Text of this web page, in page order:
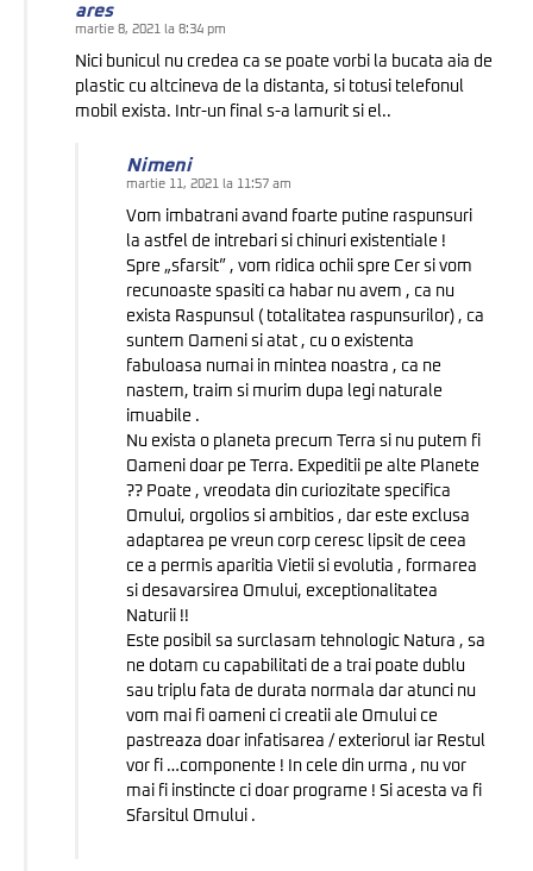
ares
martie 8, 2021 la 8:34 pm
Nici bunicul nu credea ca se poate vorbi la bucata aia de
plastic cu altcineva de la distanta, si totusi telefonul
mobil exista. Intr-un final s-a lamurit si el..
Nimeni
martie 11, 2021 la 11:57 am
Vom imbatrani avand foarte putine raspunsuri
la astfel de intrebari si chinuri existentiale !
Spre „sfarsit” , vom ridica ochii spre Cer si vom
recunoaste spasiti ca habar nu avem , ca nu
exista Raspunsul ( totalitatea raspunsurilor) , ca
suntem Oameni si atat , cu o existenta
fabuloasa numai in mintea noastra , ca ne
nastem, traim si murim dupa legi naturale
imuabile .
Nu exista o planeta precum Terra si nu putem fi
Oameni doar pe Terra. Expeditii pe alte Planete
?? Poate , vreodata din curiozitate specifica
Omului, orgolios si ambitios , dar este exclusa
adaptarea pe vreun corp ceresc lipsit de ceea
ce a permis aparitia Vietii si evolutia , formarea
si desavarsirea Omului, exceptionalitatea
Naturii !!
Este posibil sa surclasam tehnologic Natura , sa
ne dotam cu capabilitati de a trai poate dublu
sau triplu fata de durata normala dar atunci nu
vom mai fi oameni ci creatii ale Omului ce
pastreaza doar infatisarea / exteriorul iar Restul
vor fi …componente ! In cele din urma , nu vor
mai fi instincte ci doar programe ! Si acesta va fi
Sfarsitul Omului .